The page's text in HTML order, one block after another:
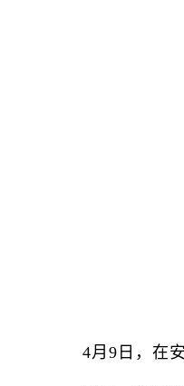
4月9日，在安